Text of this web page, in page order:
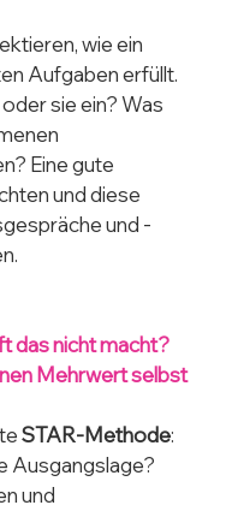
wie ein
Aufgaben erfüllt.
sie ein? Was
Eine gute
und diese
und -
das nicht macht?
Mehrwert selbst
STAR-Methode:
Ausgangslage?
und